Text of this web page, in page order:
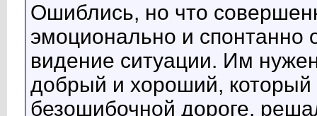
Ошиблись, но что
эмоционально и спонтанно
видение ситуации. Им
добрый и хороший,
безошибочной дороге,